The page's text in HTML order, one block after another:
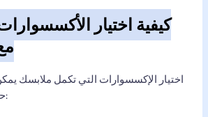
كيفية اختيار
اختيار الإكسسوارات التي تكمل ملابسك
حقًا. إليك بعض النصائح: